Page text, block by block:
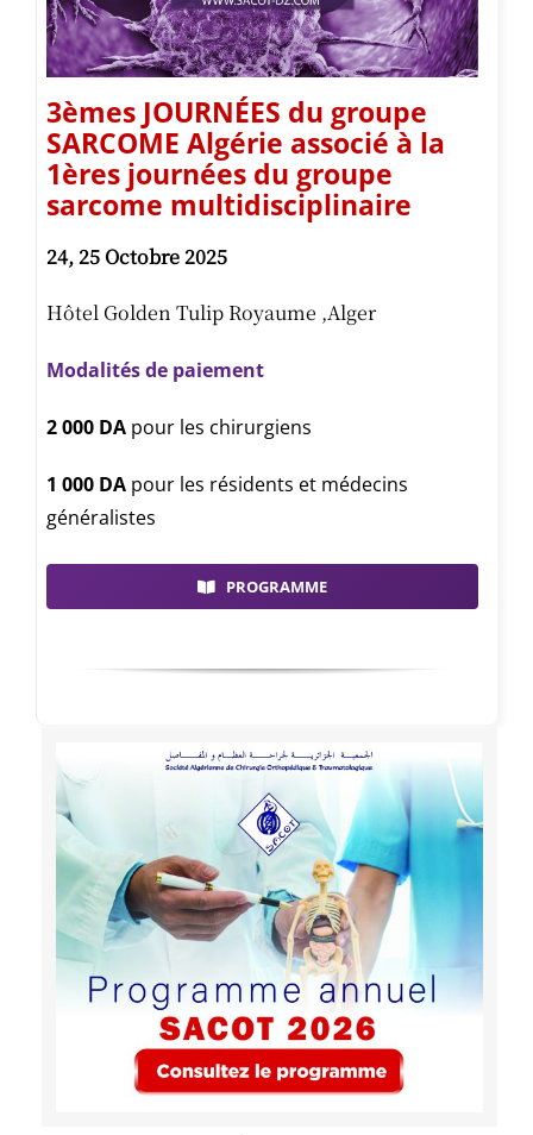
3èmes JOURNÉES du groupe
SARCOME Algérie associé à la
1ères journées du groupe
sarcome multidisciplinaire
24, 25 Octobre 2025
Hôtel Golden Tulip Royaume ,Alger
Modalités de paiement
2 000 DA pour les chirurgiens
1 000 DApour les résidents et médecins
généralistes
PROGRAMME